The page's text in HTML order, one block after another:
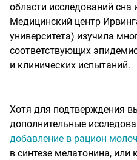
области исследований
Медицинский центр
университета) изучила
соответствующих
и клинических испытаний.
Хотя для подтверждения
дополнительные
добавление в рацион
в синтезе мелатонина,